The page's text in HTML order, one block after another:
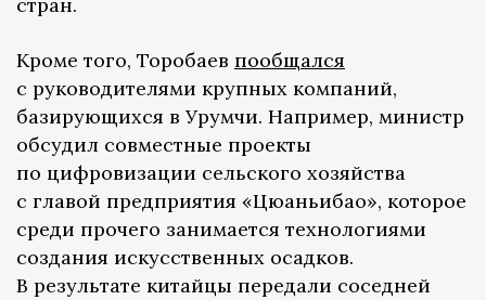
стран.
Кроме того, Торобаев пообщался
с руководителями крупных компаний,
базирующихся в Урумчи. Например, министр
обсудил совместные проекты
по цифровизации сельского хозяйства
с главой предприятия «Цюаньибао», которое
среди прочего занимается технологиями
создания искусственных осадков.
В результате китайцы передали соседней